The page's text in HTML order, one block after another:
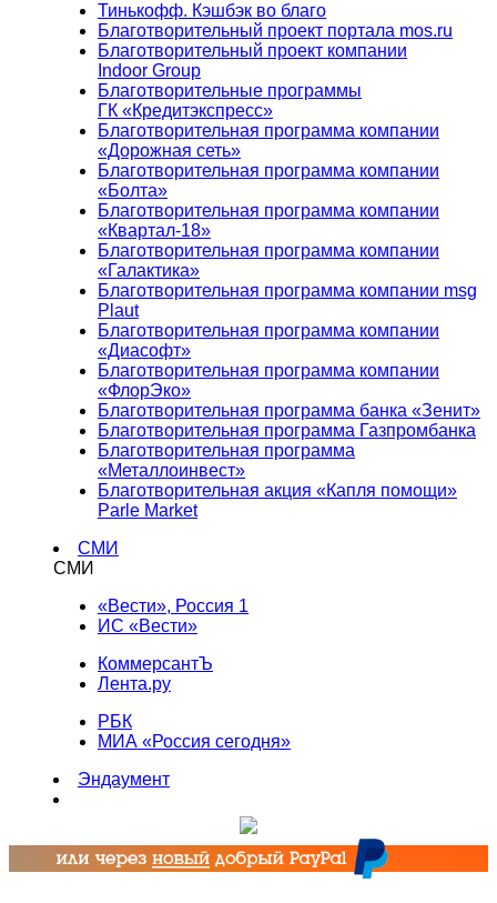
Тинькофф. Кэшбэк во благо
Благотворительный проект портала mos.ru
Благотворительный проект компании
Indoor Group
Благотворительные программы
ГК «Кредитэкспресс»
Благотворительная программа компании
«Дорожная сеть»
Благотворительная программа компании
«Болта»
Благотворительная программа компании
«Квартал-18»
Благотворительная программа компании
«Галактика»
Благотворительная программа компании msg
Plaut
Благотворительная программа компании
«Диасофт»
Благотворительная программа компании
«ФлорЭко»
Благотворительная программа банка «Зенит»
Благотворительная программа Газпромбанка
Благотворительная программа
«Металлоинвест»
Благотворительная акция «Капля помощи»
Parle Market
СМИ
СМИ
«Вести», Россия 1
ИС «Вести»
КоммерсантЪ
Лента.ру
РБК
МИА «Россия сегодня»
Эндаумент